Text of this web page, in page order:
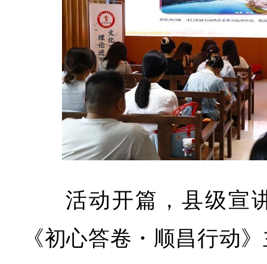
活动开篇，县级宣
《初心答卷・顺昌行动